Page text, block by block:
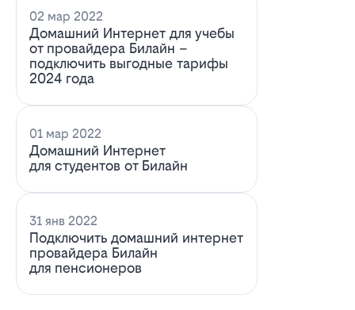
02 мар 2022
Домашний Интернет для учебы
от провайдера Билайн –
подключить выгодные тарифы
2024 года
01 мар 2022
Домашний Интернет
для студентов от Билайн
31 янв 2022
Подключить домашний интернет
провайдера Билайн
для пенсионеров